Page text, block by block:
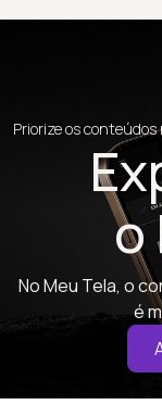
Priorize os
o
No Meu Tela, o
é